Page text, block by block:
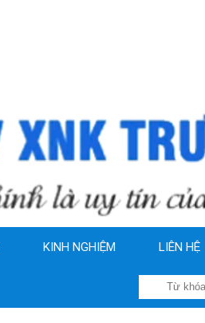
KINH NGHIỆM LIÊN HỆ